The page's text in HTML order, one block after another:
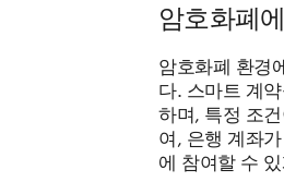
암호화폐
암호화폐 환경
다. 스마트 계
하며, 특정 조
여, 은행 계좌
에 참여할 수